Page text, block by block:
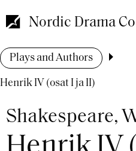
to
main
Nordic Drama
Breadcrumb
Plays and Authors
Henrik IV (osat I ja II)
Shakespeare,